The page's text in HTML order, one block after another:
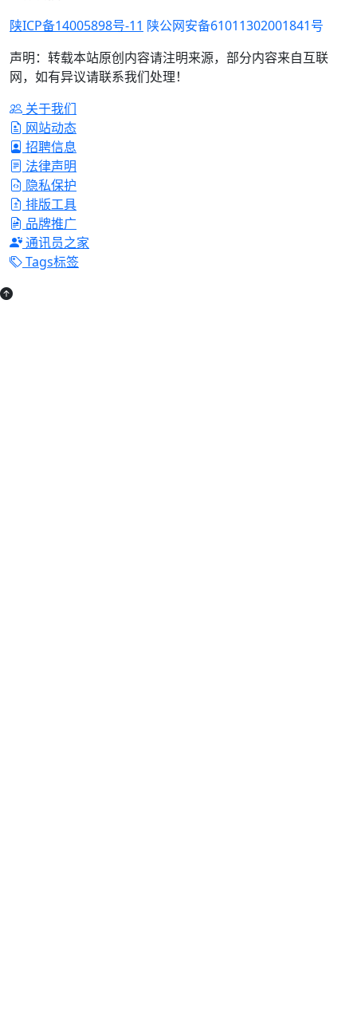
陕ICP备14005898号-11 陕公网安备61011302001841号
声明：转载本站原创内容请注明来源，部分内容来自互联
网，如有异议请联系我们处理！
关于我们
网站动态
招聘信息
法律声明
隐私保护
排版工具
品牌推广
通讯员之家
Tags标签